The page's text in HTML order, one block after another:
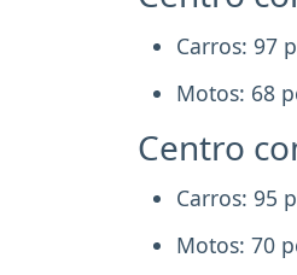
Carros: 97
Motos: 68
Centro
Carros: 95
Motos: 70